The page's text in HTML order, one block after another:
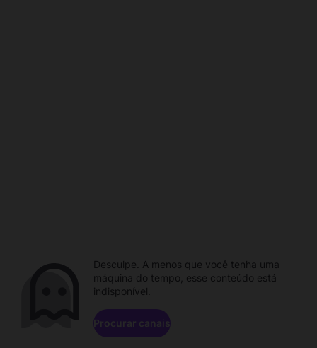
Desculpe. A menos que você tenha uma
máquina do tempo, esse conteúdo está
indisponível.
Procurar canais